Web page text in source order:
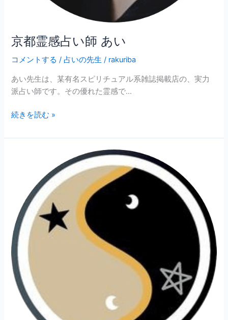
京都霊感占い師 あい
コメントする /占いの先生 / rakuriba
あい先生は、某有名スピリチュアル系雑誌掲載店の、実力
派占い師です。その優れた霊感で…
続きを読む »